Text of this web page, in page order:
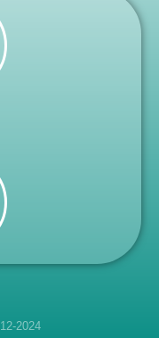
2024